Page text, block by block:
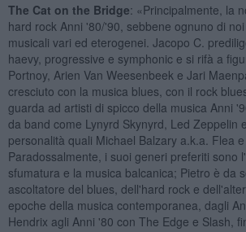
The Cat on the Bridge: «Principalmente, la
hard rock Anni '80/'90, sebbene ognuno di
musicali vari ed eterogenei. Jacopo C.
haevy, progressive e symphonic e si rifà a
Portnoy, Arien Van Weesenbeek e Jari
cresciuto con la musica blues, con il rock
guarda ad artisti di spicco della musica Anni
da band come Lynyrd Skynyrd, Led Zeppelin
personalità quali Michael Balzary a.k.a. Flea
Paradossalmente, i suoi generi preferiti sono
sfumatura e la musica balcanica; Pietro è da
ascoltatore del blues, dell'hard rock e
epoche della musica contemporanea, dagli
Hendrix agli Anni '80 con The Edge e Slash,